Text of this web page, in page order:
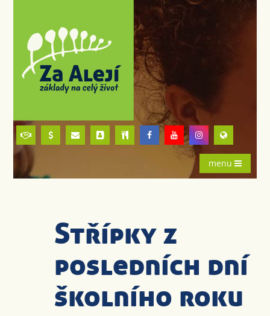
menu
Střípky z
posledních dní
školního roku